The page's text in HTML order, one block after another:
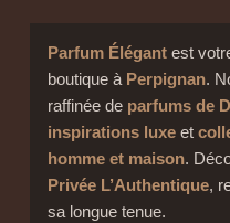
Parfum Élégantest
boutique à Perpignan.
raffinée de parfums de
inspirations luxeet
homme et maison.
Privée L’Authentique,
sa longue tenue.